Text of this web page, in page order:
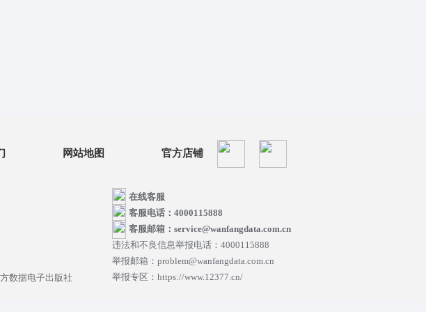
网站地图 官方店铺
数据电子出版社
在线客服
客服电话：4000115888
客服邮箱：service@wanfangdata.com.cn
违法和不良信息举报电话：4000115888
举报邮箱：problem@wanfangdata.com.cn
举报专区：https://www.12377.cn/